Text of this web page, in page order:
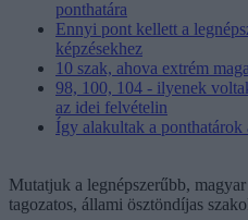
ponthatára
Ennyi pont kellett a
képzésekhez
10 szak, ahova extrém
98, 100, 104 - ilyenek
az idei felvételin
Így alakultak a
Mutatjuk a legnépszerűbb,
tagozatos, állami ösztöndíjas